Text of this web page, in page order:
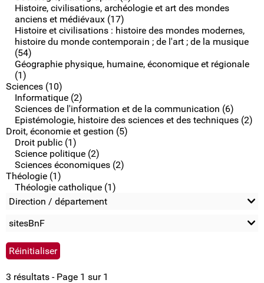
Histoire, civilisations, archéologie et art des mondes
anciens et médiévaux (17)
Histoire et civilisations : histoire des mondes modernes,
histoire du monde contemporain ; de l'art ; de la musique
(54)
Géographie physique, humaine, économique et régionale
(1)
Sciences (10)
Informatique (2)
Sciences de l'information et de la communication (6)
Epistémologie, histoire des sciences et des techniques (2)
Droit, économie et gestion (5)
Droit public (1)
Science politique (2)
Sciences économiques (2)
Théologie (1)
Théologie catholique (1)
Direction / département
sitesBnF
3 résultats - Page 1 sur 1